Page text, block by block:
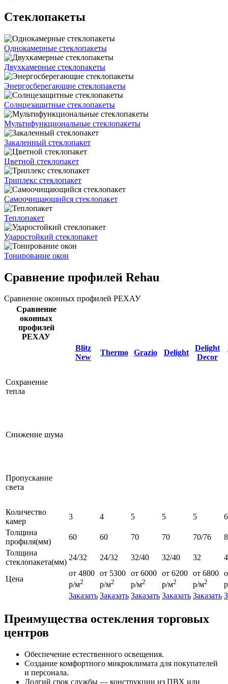
Cтеклопакеты
Однокамерные стеклопакеты
Двухкамерные стеклопакеты
Энергосберегающие стеклопакеты
Солнцезащитные стеклопакеты
Мультифункциональные стеклопакеты
Закаленный стеклопакет
Цветной стеклопакет
Триплекс стеклопакет
Самоочищающийся стеклопакет
Теплопакет
Ударостойкий стеклопакет
Тонирование окон
Сравнение профилей Rehau
Сравнение оконных профилей РЕХАУ
Сравнение
оконных
профилей
РЕХАУ
Blitz
New
Thermo Grazio Delight
Delight
Decor
Сохранение
тепла
Снижение шума
Пропускание
света
Количество
камер
3 4 5 5 5
6
Толщина
профиля(мм)
60 60 70 70 70/76
Толщина
стеклопакета(мм)
24/32 24/32 32/40 32/40 32
Цена
от 4800
р/м2
от 5300
р/м2
от 6000
р/м2
от 6200
р/м2
от 6800
р/м2
Заказать Заказать Заказать Заказать Заказать
Преимущества остекления торговых
центров
Обеспечение естественного освещения.
Создание комфортного микроклимата для покупателей
и персонала.
Долгий срок службы — конструкции из ПВХ или